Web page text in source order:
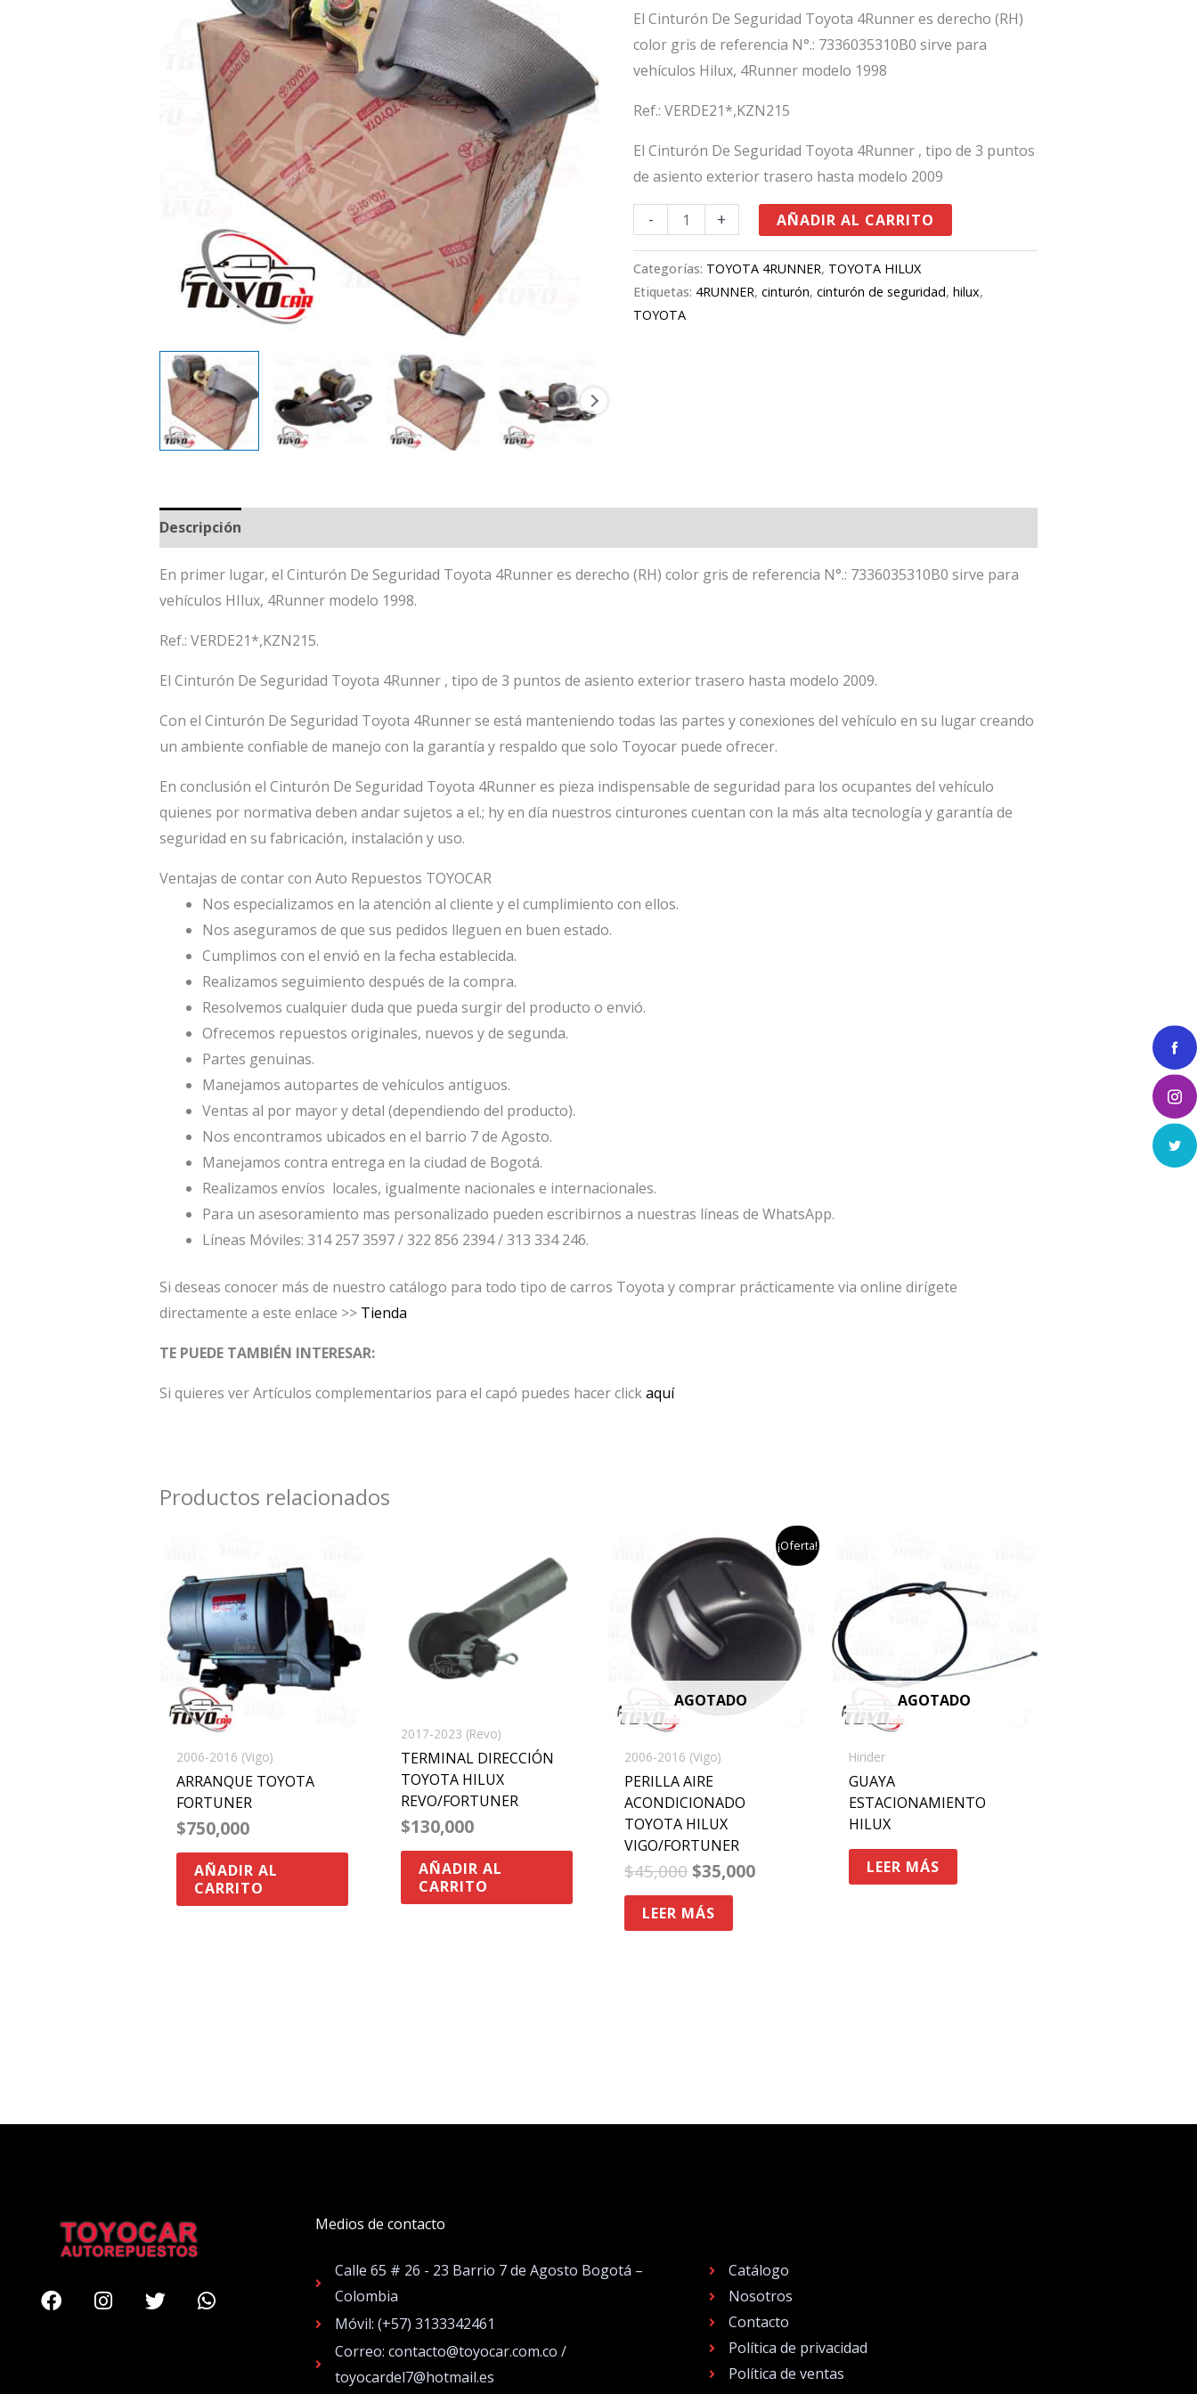
El Cinturón De Seguridad Toyota 4Runner es derecho (RH)
color gris de referencia N°.: 7336035310B0 sirve para
vehículos Hilux, 4Runner modelo 1998
Ref.: VERDE21*,KZN215
El Cinturón De Seguridad Toyota 4Runner , tipo de 3 puntos
de asiento exterior trasero hasta modelo 2009
-
4Runner
cantidad
+ AÑADIR AL CARRITO
Categorías: TOYOTA 4RUNNER, TOYOTA HILUX
Etiquetas: 4RUNNER,cinturón,cinturón de seguridad,hilux,
TOYOTA
Descripción
En primer lugar, el Cinturón De Seguridad Toyota 4Runner es derecho (RH) color gris de referencia N°.: 7336035310B0 sirve para
vehículos HIlux, 4Runner modelo 1998.
Ref.: VERDE21*,KZN215.
El Cinturón De Seguridad Toyota 4Runner , tipo de 3 puntos de asiento exterior trasero hasta modelo 2009.
Con el Cinturón De Seguridad Toyota 4Runner se está manteniendo todas las partes y conexiones del vehículo en su lugar creando
un ambiente confiable de manejo con la garantía y respaldo que solo Toyocar puede ofrecer.
En conclusión el Cinturón De Seguridad Toyota 4Runner es pieza indispensable de seguridad para los ocupantes del vehículo
quienes por normativa deben andar sujetos a el.; hy en día nuestros cinturones cuentan con la más alta tecnología y garantía de
seguridad en su fabricación, instalación y uso.
Ventajas de contar con Auto Repuestos TOYOCAR
Nos especializamos en la atención al cliente y el cumplimiento con ellos.
Nos aseguramos de que sus pedidos lleguen en buen estado.
Cumplimos con el envió en la fecha establecida.
Realizamos seguimiento después de la compra.
Resolvemos cualquier duda que pueda surgir del producto o envió.
Ofrecemos repuestos originales, nuevos y de segunda.
Partes genuinas.
Manejamos autopartes de vehículos antiguos.
Ventas al por mayor y detal (dependiendo del producto).
Nos encontramos ubicados en el barrio 7 de Agosto.
Manejamos contra entrega en la ciudad de Bogotá.
Realizamos envíos locales, igualmente nacionales e internacionales.
Para un asesoramiento mas personalizado pueden escribirnos a nuestras líneas de WhatsApp.
Líneas Móviles: 314 257 3597 / 322 856 2394 / 313 334 246.
Si deseas conocer más de nuestro catálogo para todo tipo de carros Toyota y comprar prácticamente via online dirígete
directamente a este enlace >> Tienda
TE PUEDE TAMBIÉN INTERESAR:
Si quieres ver Artículos complementarios para el capó puedes hacer clickaquí
Productos relacionados
2006-2016 (Vigo)
ARRANQUE TOYOTA
FORTUNER
$750,000
AÑADIR AL
CARRITO
2017-2023 (Revo)
TERMINAL DIRECCIÓN
TOYOTA HILUX
REVO/FORTUNER
$130,000
AÑADIR AL
CARRITO
¡Oferta!
AGOTADO
2006-2016 (Vigo)
PERILLA AIRE
ACONDICIONADO
TOYOTA HILUX
VIGO/FORTUNER
$45,000
el
precio
original
$45,000.
$35,000
precio
actual
es:
$35,000.
LEER MÁS
AGOTADO
Hirider
GUAYA
ESTACIONAMIENTO
HILUX
LEER MÁS
FacebookInstagram
TwitterWhatsapp
Medios de contacto
Calle 65 # 26 - 23 Barrio 7 de Agosto Bogotá –
Colombia
Móvil: (+57) 3133342461
Correo: contacto@toyocar.com.co /
toyocardel7@hotmail.es
Catálogo
Nosotros
Contacto
Política de privacidad
Política de ventas